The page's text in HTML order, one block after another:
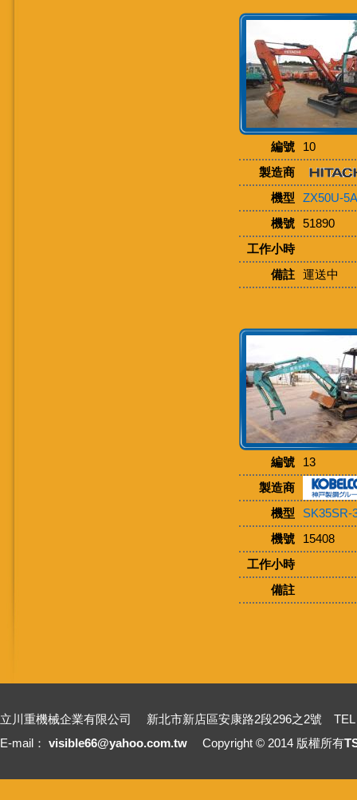
編號
10
製造商
機型
ZX50U-5A
機號
51890
工作小時
備註
運送中
編號
13
製造商
機型
SK35SR-
機號
15408
工作小時
備註
立川重機械企業有限公司 新北市新店區安康路2段296之2號 TEL
E-mail： visible66@yahoo.com.tw Copyright © 2014 版權所有